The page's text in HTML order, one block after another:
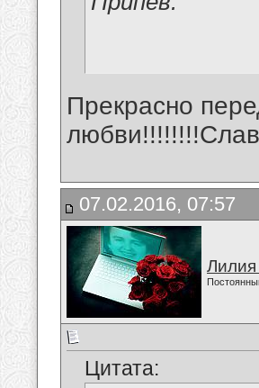
Прекрасно
07.02.2016, 07:57
Цитата: